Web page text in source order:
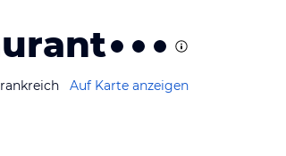
Auf Karte anzeigen